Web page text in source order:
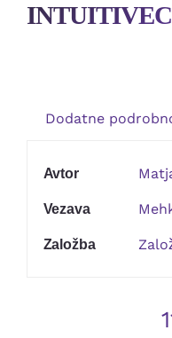
INTUITIVEC
Dodatne
Avtor
Vezava
Založba